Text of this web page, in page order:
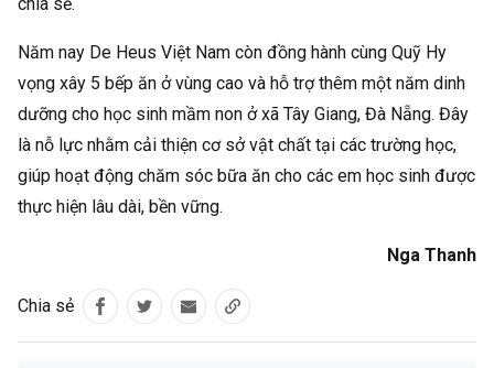
Năm nay De Heus Việt Nam còn đồng hành cùng Quỹ Hy
vọng xây 5 bếp ăn ở vùng cao và hỗ trợ thêm một năm dinh
dưỡng cho học sinh mầm non ở xã Tây Giang, Đà Nẵng. Đây
là nỗ lực nhằm cải thiện cơ sở vật chất tại các trường học,
giúp hoạt động chăm sóc bữa ăn cho các em học sinh được
thực hiện lâu dài, bền vững.
Nga Thanh
Chia sẻ